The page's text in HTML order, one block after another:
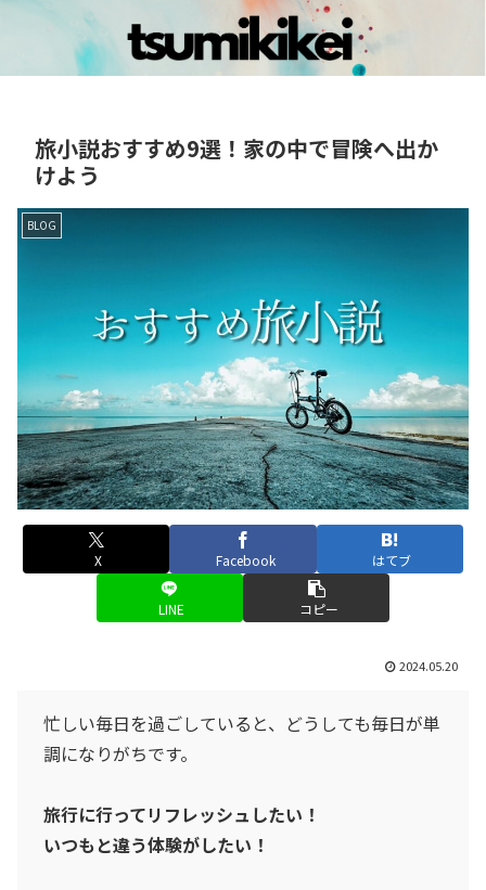
旅小説おすすめ9選！家の中で冒険へ出か
けよう
BLOG
X Facebook はてブ
LINE コピー
2024.05.20
忙しい毎日を過ごしていると、どうしても毎日が単
調になりがちです。
旅行に行ってリフレッシュしたい！
いつもと違う体験がしたい！